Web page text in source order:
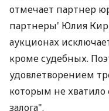
отмечает партнер
партнеры' Юлия
аукционах
кроме судебных.
удовлетворением
которым не
залога".